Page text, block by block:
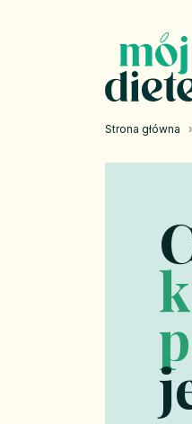
Strona główna